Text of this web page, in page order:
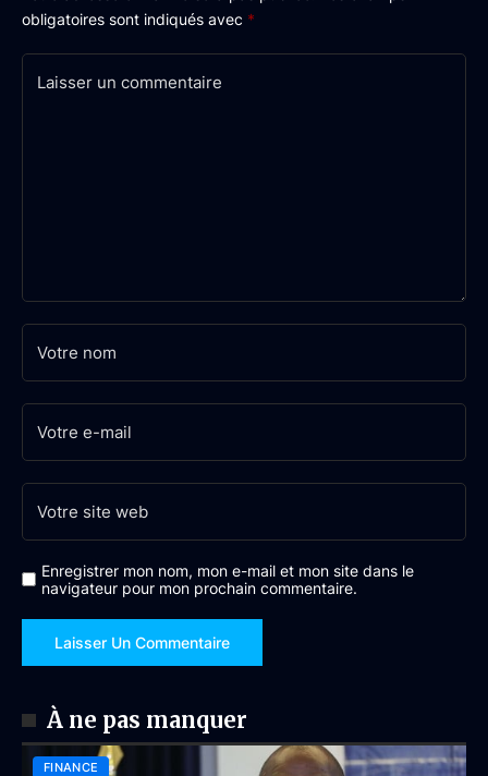
obligatoires sont indiqués avec *
Enregistrer mon nom, mon e-mail et mon site dans le
navigateur pour mon prochain commentaire.
À ne pas manquer
FINANCE